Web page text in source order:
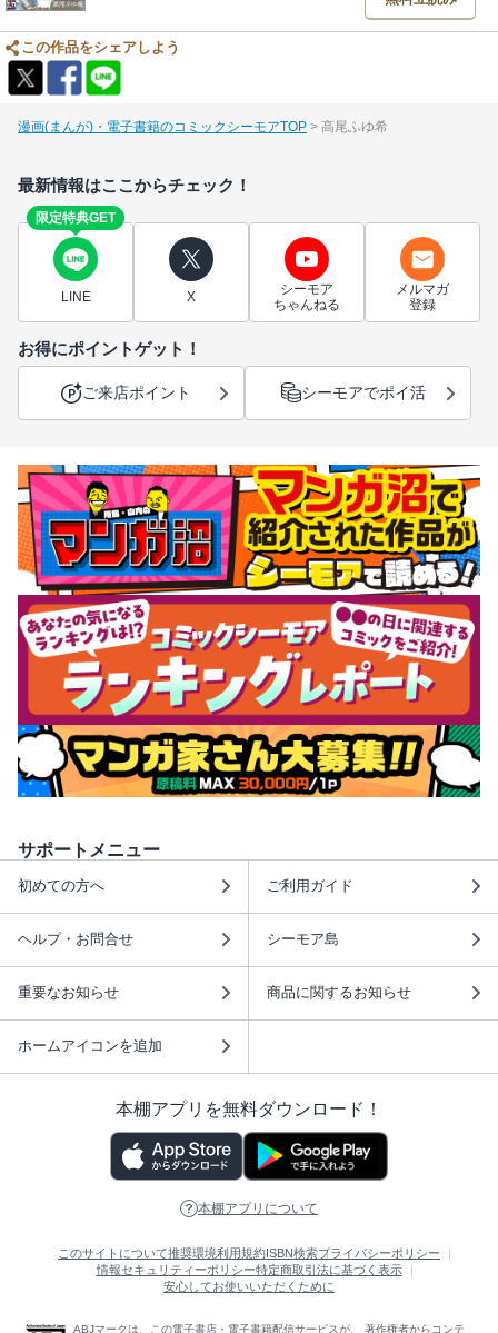
この作品をシェアしよう
漫画(まんが)・電子書籍のコミックシーモアTOP 高尾ふゆ希
最新情報はここからチェック！
限定特典GET
LINE X
シーモア
ちゃんねる
メルマガ
登録
お得にポイントゲット！
ご来店ポイント シーモアでポイ活
サポートメニュー
初めての方へ ご利用ガイド
ヘルプ・お問合せ シーモア島
重要なお知らせ 商品に関するお知らせ
ホームアイコンを追加
本棚アプリを無料ダウンロード！
本棚アプリについて
このサイトについて推奨環境利用規約ISBN検索プライバシーポリシー
情報セキュリティーポリシー特定商取引法に基づく表示
安心してお使いいただくために
ABJマークは、この電子書店・電子書籍配信サービスが、 著作権者からコンテ